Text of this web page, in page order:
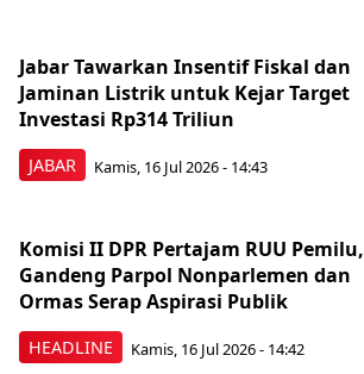
JABAR
Jabar Tawarkan Insentif Fiskal dan
Jaminan Listrik untuk Kejar Target
Investasi Rp314 Triliun
Kamis, 16 Jul 2026 - 14:43
HEADLINE
Komisi II DPR Pertajam RUU Pemilu,
Gandeng Parpol Nonparlemen dan
Ormas Serap Aspirasi Publik
Kamis, 16 Jul 2026 - 14:42